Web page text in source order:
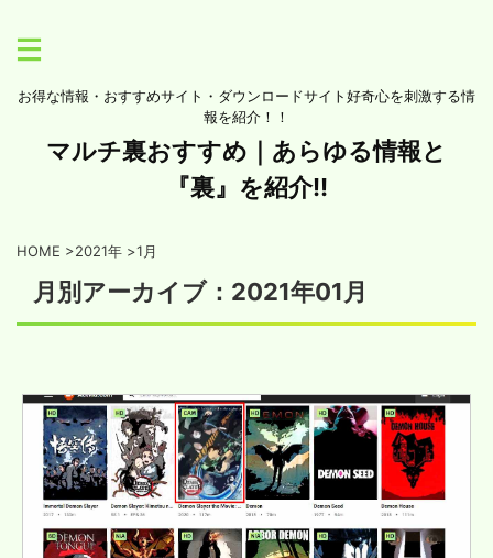
お得な情報・おすすめサイト・ダウンロードサイト好奇心を刺激する情
報を紹介！！
マルチ裏おすすめ｜あらゆる情報と
『裏』を紹介!!
HOME >2021年 >1月
月別アーカイブ：2021年01月